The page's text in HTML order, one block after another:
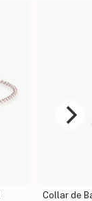
Collar de